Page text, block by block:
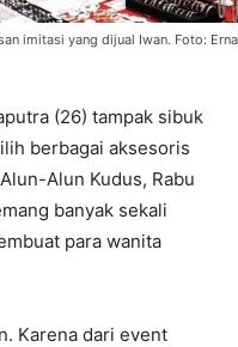
imitasi yang dijual Iwan. Foto: Erna
(26) tampak sibuk
berbagai aksesoris
Alun Kudus, Rabu
banyak sekali
para wanita
Karena dari event